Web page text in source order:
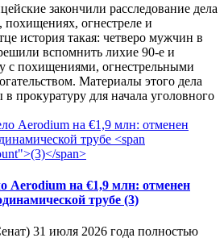
закончили расследование дела
похищениях, огнестреле и
история такая: четверо мужчин в
вспомнить лихие 90-е и
с похищениями, огнестрельными
Материалы этого дела
прокуратуру для начала уголовного
Aerodium на €1,9 млн: отменен
трубе (3)
31 июля 2026 года полностью